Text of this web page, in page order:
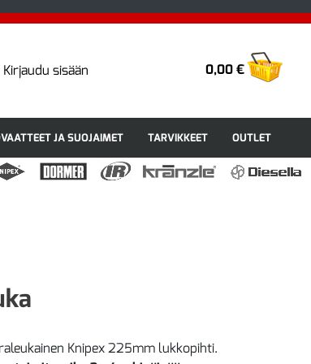
0,00 €
Kirjaudu sisään
JA SUOJAIMET TARVIKKEET OUTLET
Knipex 225mm lukkopihti.